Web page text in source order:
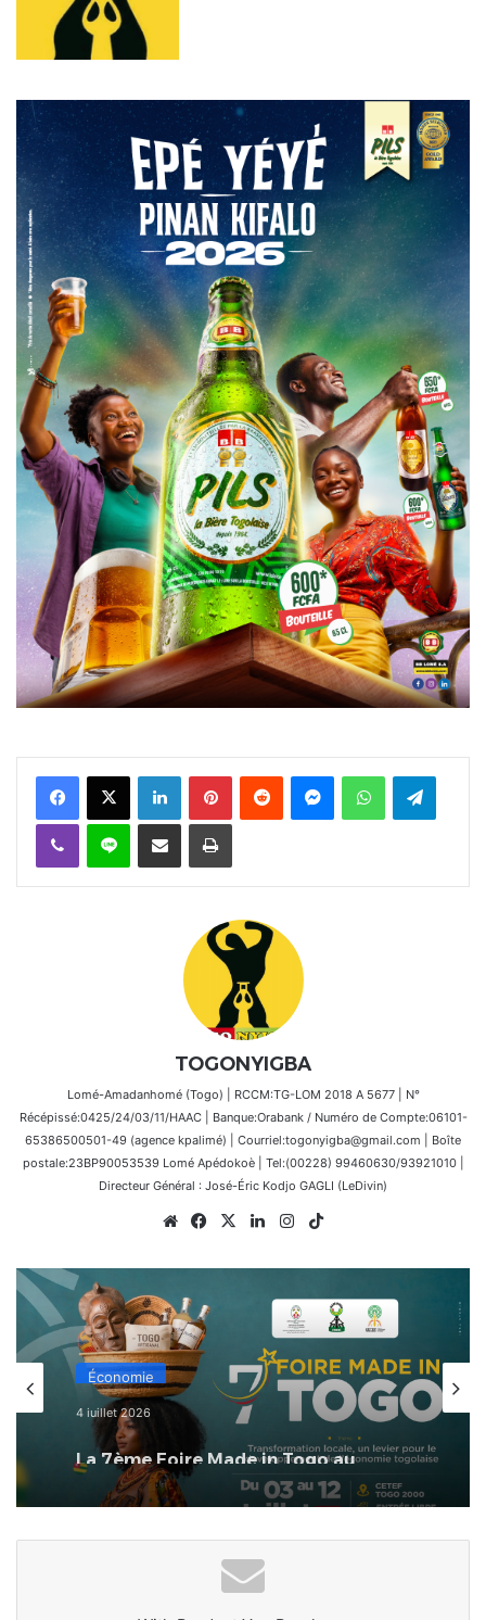
FacebookX Linkedin PinterestReddit MessengerWhatsAppTelegram
Viber Ligne Partager par email Imprimer
TOGONYIGBA
Lomé-Amadanhomé (Togo) | RCCM:TG-LOM 2018 A 5677 | N°
Récépissé:0425/24/03/11/HAAC | Banque:Orabank / Numéro de Compte:06101-
65386500501-49 (agence kpalimé) | Courriel:togonyigba@gmail.com | Boîte
postale:23BP90053539 Lomé Apédokoè | Tel:(00228) 99460630/93921010 |
Directeur Général : José-Éric Kodjo GAGLI (LeDivin)
WebsiteFacebook
X LinkedinInstagram
Économie
4 juillet 2026
La 7ème Foire Made in Togo au
CETEF Togo 2000 bat déjà son plein